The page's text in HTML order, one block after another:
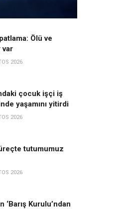
Ölü ve
var
2026
çocuk işçi iş
yaşamını yitirdi
2026
tutumumuz
2026
‘Barış Kurulu’ndan